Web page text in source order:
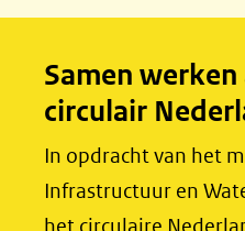
b
o
k
(opent
nieuw
e
I
n
(opent
nieuw
Samen werken
circulair
In opdracht van het
Infrastructuur en